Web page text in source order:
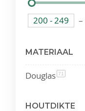
200 - 249 –
MATERIAAL
Douglas 71
HOUTDIKTE